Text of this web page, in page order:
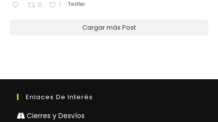
0 1 Twitter
Cargar más Post
Enlaces De Interés
Cierres y Desvíos